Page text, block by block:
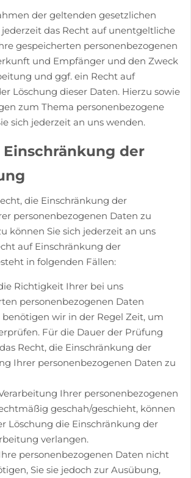
der geltenden gesetzlichen
das Recht auf unentgeltliche
gespeicherten personenbezogenen
und Empfänger und den Zweck
und ggf. ein Recht auf
Löschung dieser Daten. Hierzu sowie
zum Thema personenbezogene
sich jederzeit an uns wenden.
Einschränkung der
die Einschränkung der
personenbezogenen Daten zu
können Sie sich jederzeit an uns
auf Einschränkung der
in folgenden Fällen:
Richtigkeit Ihrer bei uns
personenbezogenen Daten
benötigen wir in der Regel Zeit, um
Für die Dauer der Prüfung
Recht, die Einschränkung der
Ihrer personenbezogenen Daten zu
Ihrer personenbezogenen
geschah/geschieht, können
Löschung die Einschränkung der
verlangen.
personenbezogenen Daten nicht
Sie sie jedoch zur Ausübung,